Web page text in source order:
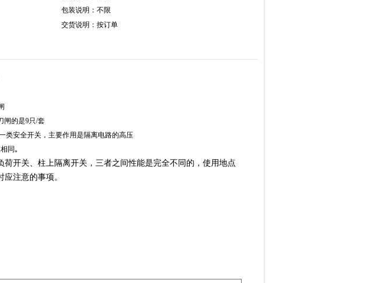
包装说明：不限
交货说明：按订单
闸的是9只/套
类安全开关，主要作用是隔离电路的高压
同｡
开关、柱上隔离开关，三者之间性能是完全不同的，使用地点
注意的事项。